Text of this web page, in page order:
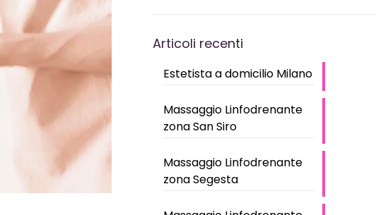
Articoli recenti
Estetista a domicilio Milano
Massaggio Linfodrenante
zona San Siro
Massaggio Linfodrenante
zona Segesta